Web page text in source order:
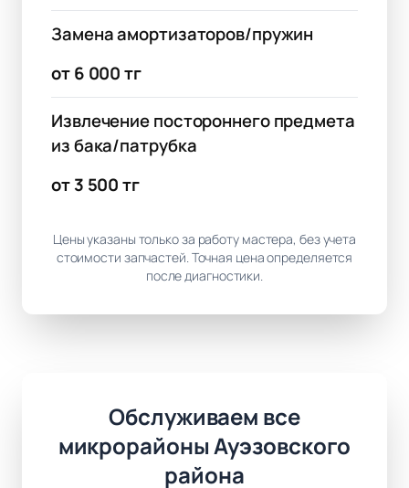
Замена амортизаторов/пружин
от 6 000 тг
Извлечение постороннего предмета
из бака/патрубка
от 3 500 тг
Цены указаны только за работу мастера, без учета
стоимости запчастей. Точная цена определяется
после диагностики.
Обслуживаем все
микрорайоны Ауэзовского
района